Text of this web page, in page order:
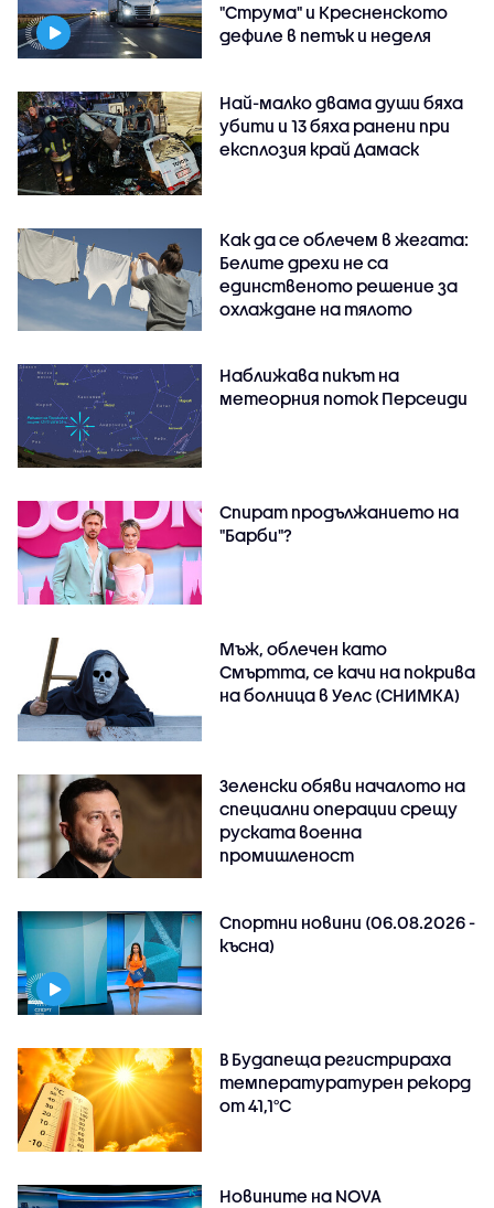
"Струма" и Кресненското
дефиле в петък и неделя
Най-малко двама души бяха
убити и 13 бяха ранени при
експлозия край Дамаск
Как да се облечем в жегата:
Белите дрехи не са
единственото решение за
охлаждане на тялото
Наближава пикът на
метеорния поток Персеиди
Спират продължанието на
"Барби"?
Мъж, облечен като
Смъртта, се качи на покрива
на болница в Уелс (СНИМКА)
Зеленски обяви началото на
специални операции срещу
руската военна
промишленост
Спортни новини (06.08.2026 -
късна)
В Будапеща регистрираха
температуратурен рекорд
от 41,1°C
Новините на NOVA